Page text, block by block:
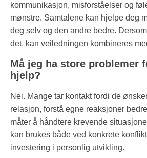
kommunikasjon, misforståelser og
mønstre. Samtalene kan hjelpe deg
deg selv og den andre bedre.
det, kan veiledningen kombineres
Må jeg ha store problemer
hjelp?
Nei. Mange tar kontakt fordi de
relasjon, forstå egne reaksjoner
måter å håndtere krevende
kan brukes både ved konkrete
investering i personlig utvikling.